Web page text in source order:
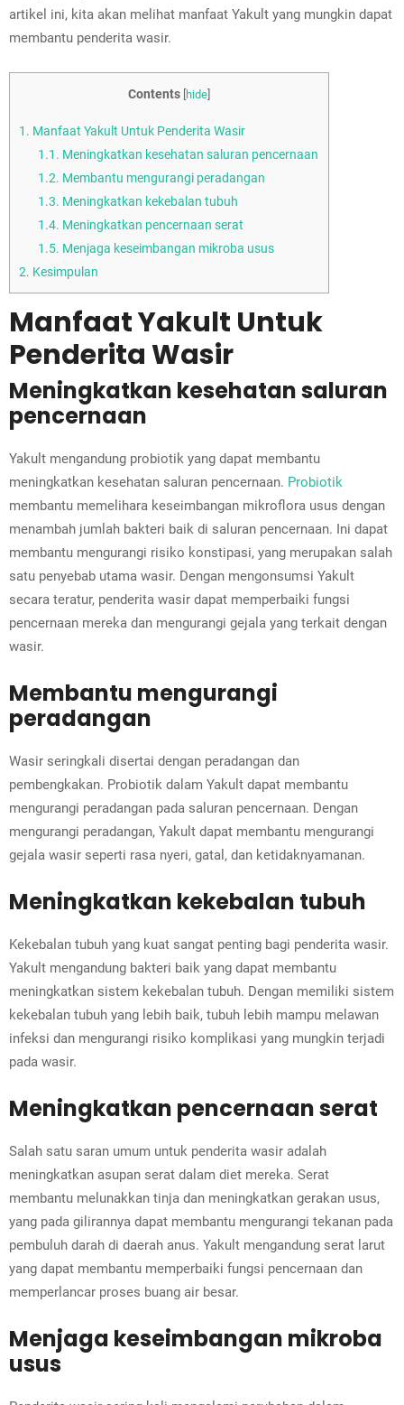
artikel ini, kita akan melihat manfaat Yakult yang mungkin dapat
membantu penderita wasir.
Contents hide
1. Manfaat Yakult Untuk Penderita Wasir
1.1. Meningkatkan kesehatan saluran pencernaan
1.2. Membantu mengurangi peradangan
1.3. Meningkatkan kekebalan tubuh
1.4. Meningkatkan pencernaan serat
1.5. Menjaga keseimbangan mikroba usus
2. Kesimpulan
Manfaat Yakult Untuk
Penderita Wasir
Meningkatkan kesehatan saluran
pencernaan
Yakult mengandung probiotik yang dapat membantu
meningkatkan kesehatan saluran pencernaan. Probiotik
membantu memelihara keseimbangan mikroflora usus dengan
menambah jumlah bakteri baik di saluran pencernaan. Ini dapat
membantu mengurangi risiko konstipasi, yang merupakan salah
satu penyebab utama wasir. Dengan mengonsumsi Yakult
secara teratur, penderita wasir dapat memperbaiki fungsi
pencernaan mereka dan mengurangi gejala yang terkait dengan
wasir.
Membantu mengurangi
peradangan
Wasir seringkali disertai dengan peradangan dan
pembengkakan. Probiotik dalam Yakult dapat membantu
mengurangi peradangan pada saluran pencernaan. Dengan
mengurangi peradangan, Yakult dapat membantu mengurangi
gejala wasir seperti rasa nyeri, gatal, dan ketidaknyamanan.
Meningkatkan kekebalan tubuh
Kekebalan tubuh yang kuat sangat penting bagi penderita wasir.
Yakult mengandung bakteri baik yang dapat membantu
meningkatkan sistem kekebalan tubuh. Dengan memiliki sistem
kekebalan tubuh yang lebih baik, tubuh lebih mampu melawan
infeksi dan mengurangi risiko komplikasi yang mungkin terjadi
pada wasir.
Meningkatkan pencernaan serat
Salah satu saran umum untuk penderita wasir adalah
meningkatkan asupan serat dalam diet mereka. Serat
membantu melunakkan tinja dan meningkatkan gerakan usus,
yang pada gilirannya dapat membantu mengurangi tekanan pada
pembuluh darah di daerah anus. Yakult mengandung serat larut
yang dapat membantu memperbaiki fungsi pencernaan dan
memperlancar proses buang air besar.
Menjaga keseimbangan mikroba
usus